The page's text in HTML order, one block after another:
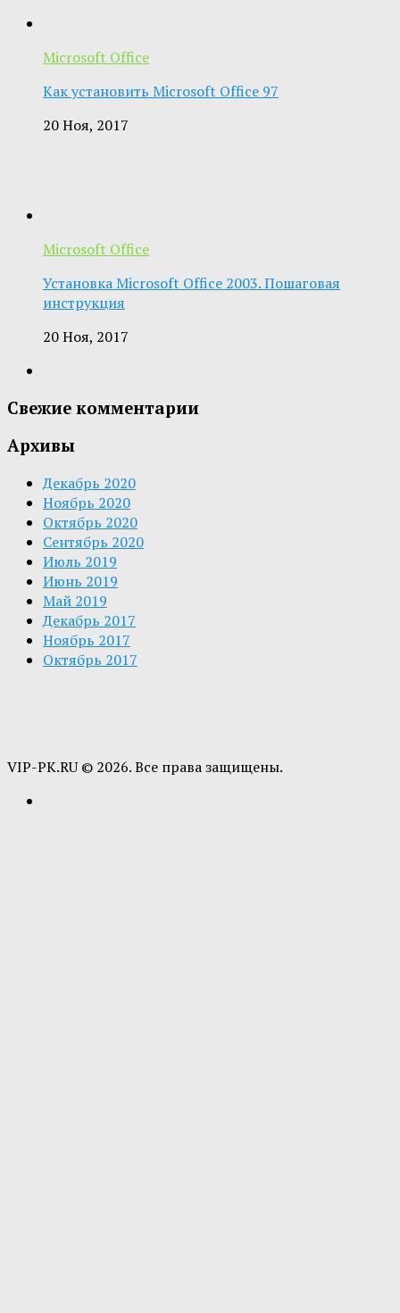
Microsoft Office
Как установить Microsoft Office 97
20 Ноя, 2017
Microsoft Office
Установка Microsoft Office 2003. Пошаговая
инструкция
20 Ноя, 2017
Свежие комментарии
Архивы
Декабрь 2020
Ноябрь 2020
Октябрь 2020
Сентябрь 2020
Июль 2019
Июнь 2019
Май 2019
Декабрь 2017
Ноябрь 2017
Октябрь 2017
VIP-PK.RU © 2026. Все права защищены.